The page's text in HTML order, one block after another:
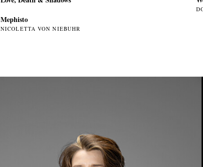
Mephisto
NICOLETTA VON NIEBUHR